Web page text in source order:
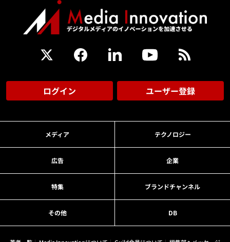
ログイン ユーザー登録
メディア テクノロジー
広告 企業
特集 ブランドチャンネル
その他 DB